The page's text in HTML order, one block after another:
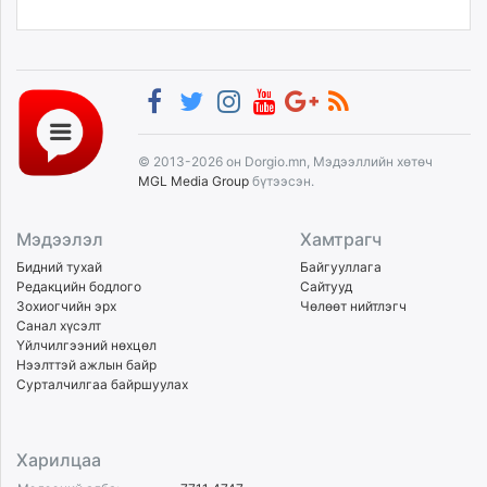
© 2013-2026 он Dorgio.mn, Мэдээллийн хөтөч
MGL Media Group бүтээсэн.
Мэдээлэл
Бидний тухай
Редакцийн бодлого
Зохиогчийн эрх
Санал хүсэлт
Үйлчилгээний нөхцөл
Нээлттэй ажлын байр
Сурталчилгаа байршуулах
Хамтрагч
Байгууллага
Сайтууд
Чөлөөт нийтлэгч
Харилцаа